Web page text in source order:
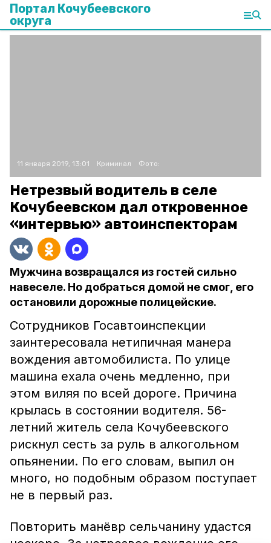
Портал Кочубеевского
округа
11 января 2019, 13:01 Криминал Фото:
Нетрезвый водитель в селе
Кочубеевском дал откровенное
«интервью» автоинспекторам
Мужчина возвращался из гостей сильно
навеселе. Но добраться домой не смог, его
остановили дорожные полицейские.
Сотрудников Госавтоинспекции
заинтересовала нетипичная манера
вождения автомобилиста. По улице
машина ехала очень медленно, при
этом виляя по всей дороге. Причина
крылась в состоянии водителя. 56-
летний житель села Кочубеевского
рискнул сесть за руль в алкогольном
опьянении. По его словам, выпил он
много, но подобным образом поступает
не в первый раз.
Повторить манёвр сельчанину удастся